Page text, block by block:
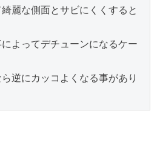
麗な側面とサビにくくすると
よってデチューンになるケー
逆にカッコよくなる事があり